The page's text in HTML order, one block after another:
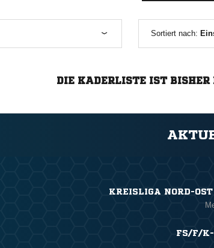
Sortiert nach:
DIE KADERLISTE IST BISHER
KREISLIGA NORD-
FS/F/